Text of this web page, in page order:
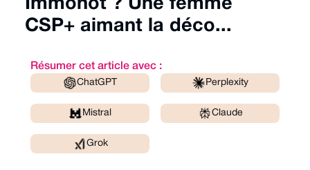
Immonot ? Une femme
CSP+ aimant la déco...
Résumer cet article avec :
ChatGPT Perplexity
Mistral Claude
Grok